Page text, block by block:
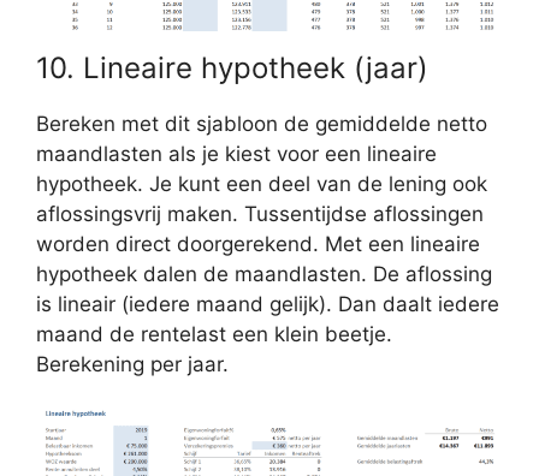
10. Lineaire hypotheek (jaar)
Bereken met dit sjabloon de gemiddelde netto
maandlasten als je kiest voor een lineaire
hypotheek. Je kunt een deel van de lening ook
aflossingsvrij maken. Tussentijdse aflossingen
worden direct doorgerekend. Met een lineaire
hypotheek dalen de maandlasten. De aflossing
is lineair (iedere maand gelijk). Dan daalt iedere
maand de rentelast een klein beetje.
Berekening per jaar.
€57,00
tot